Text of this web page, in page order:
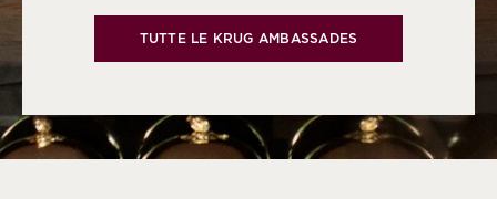
TUTTE LE KRUG AMBASSADES